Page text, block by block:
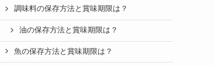
調味料の保存方法と賞味期限は？
油の保存方法と賞味期限は？
魚の保存方法と賞味期限は？